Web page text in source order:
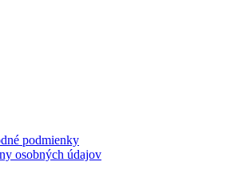
podmienky
osobných údajov